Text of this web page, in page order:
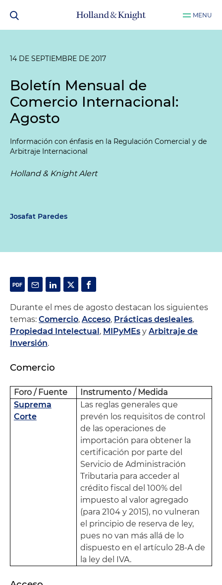
MENU
14 DE SEPTIEMBRE DE 2017
Boletín Mensual de
Comercio Internacional:
Agosto
Información con énfasis en la Regulación Comercial y de
Arbitraje Internacional
Holland & Knight Alert
Josafat Paredes
Durante el mes de agosto destacan los siguientes
temas: Comercio, Acceso, Prácticas desleales,
Propiedad Intelectual, MIPyMEs y Arbitraje de
Inversión.
Comercio
Foro / Fuente
Instrumento / Medida
Suprema
Corte
Las reglas generales que
prevén los requisitos de control
de las operaciones de
importación para obtener la
certificación por parte del
Servicio de Administración
Tributaria para acceder al
crédito fiscal del 100% del
impuesto al valor agregado
(para 2104 y 2015), no vulneran
el principio de reserva de ley,
pues no van más allá de lo
dispuesto en el artículo 28-A de
la ley del IVA.